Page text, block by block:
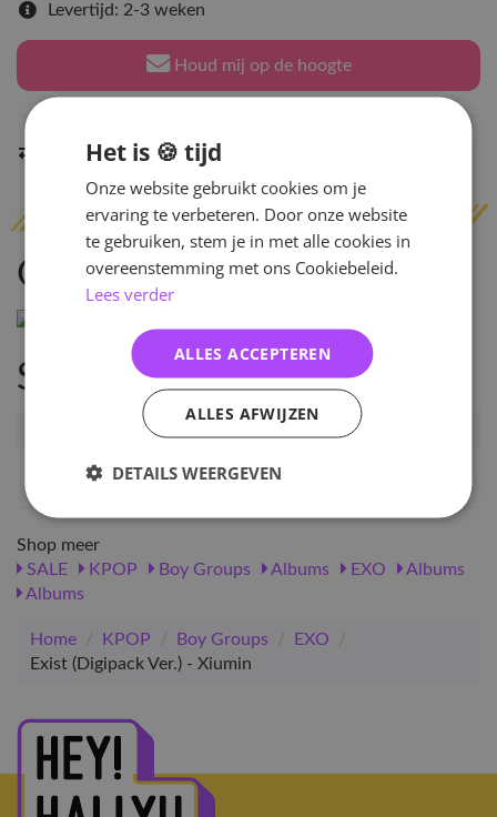
Levertijd: 2-3 weken
Houd mij op de hoogte
Indien op voorraadbinnen 2 werkdagen
Omschrijving
Specificaties
Artikelnummer
EAN nummer
1000001015613
Shop meer
SALE
KPOP Boy Groups Albums EXO
Albums
Albums
Home / KPOP / Boy Groups / EXO
/
Exist (Digipack Ver.) - Xiumin
Het is 🍪 tijd
Onze website gebruikt cookies om je
ervaring te verbeteren. Door onze website
te gebruiken, stem je in met alle cookies in
overeenstemming met ons Cookiebeleid.
Lees verder
ALLES ACCEPTEREN
ALLES AFWIJZEN
DETAILS WEERGEVEN